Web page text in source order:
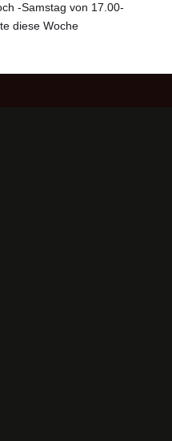
-Samstag von 17.00-
diese Woche